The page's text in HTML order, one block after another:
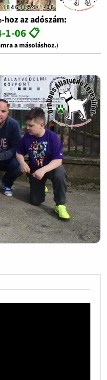
az adószám:
1-06 📋
a másoláshoz.)